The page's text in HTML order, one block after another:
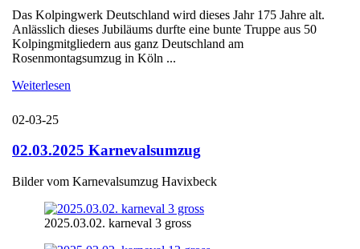
Das Kolpingwerk Deutschland wird dieses Jahr 175 Jahre alt.
Anlässlich dieses Jubiläums durfte eine bunte Truppe aus 50
Kolpingmitgliedern aus ganz Deutschland am
Rosenmontagsumzug in Köln ...
Weiterlesen
02-03-25
02.03.2025 Karnevalsumzug
Bilder vom Karnevalsumzug Havixbeck
2025.03.02. karneval 3 gross